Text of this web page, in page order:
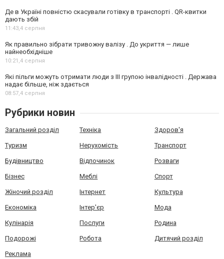
Де в Україні повністю скасували готівку в транспорті . QR-квитки
дають збій
11:43, 4 серпня
Як правильно зібрати тривожну валізу . До укриття — лише
найнеобхідніше
10:21, 4 серпня
Які пільги можуть отримати люди з III групою інвалідності . Держава
надає більше, ніж здається
08:57, 4 серпня
Рубрики новин
Загальний розділ Техніка Здоров'я
Туризм Нерухомість Транспорт
Будівництво Відпочинок Розваги
Бізнес Меблі Спорт
Жіночий розділ Інтернет Культура
Економіка Інтер'єр Мода
Кулінарія Послуги Родина
Подорожі Робота Дитячий розділ
Реклама